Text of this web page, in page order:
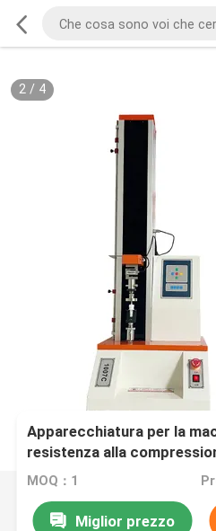
2/ 4
Apparecchiatura per la
resistenza alla
precisione Servo Utm 2kn
MOQ：1
Miglior prezzo